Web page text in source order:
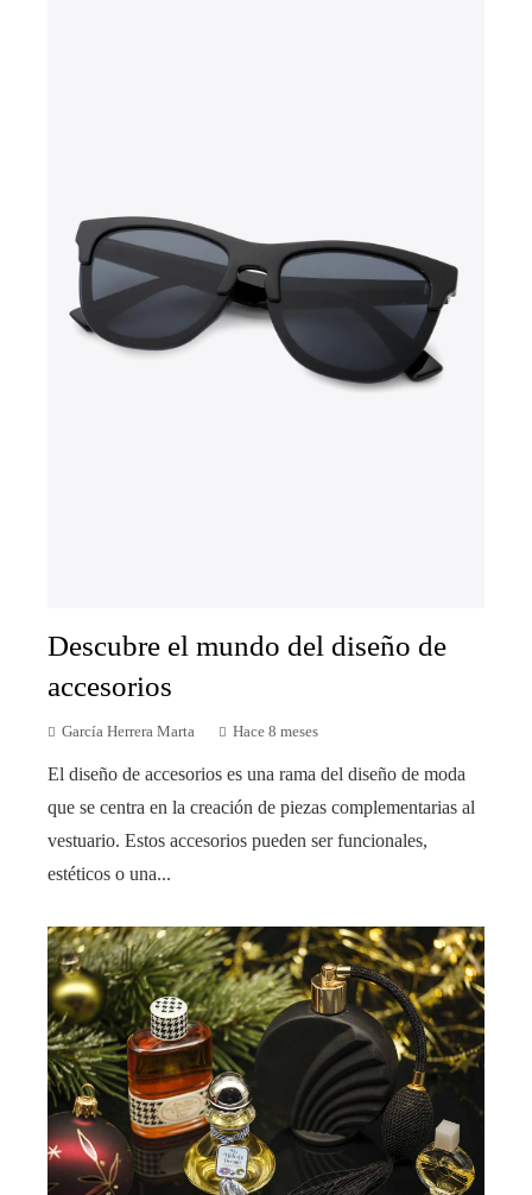
Descubre el mundo del diseño de
accesorios
García Herrera Marta Hace 8 meses
El diseño de accesorios es una rama del diseño de moda
que se centra en la creación de piezas complementarias al
vestuario. Estos accesorios pueden ser funcionales,
estéticos o una...